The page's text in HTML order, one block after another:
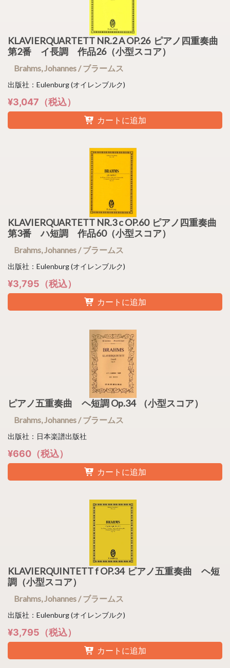
KLAVIERQUARTETT NR.2 A OP.26 ピアノ四重奏曲
第2番 イ長調 作品26（小型スコア）
Brahms, Johannes / ブラームス
出版社：Eulenburg (オイレンブルク)
¥3,047（税込）
カートに追加
KLAVIERQUARTETT NR.3 c OP.60 ピアノ四重奏曲
第3番 ハ短調 作品60（小型スコア）
Brahms, Johannes / ブラームス
出版社：Eulenburg (オイレンブルク)
¥3,795（税込）
カートに追加
ピアノ五重奏曲 ヘ短調 Op.34 （小型スコア）
Brahms, Johannes / ブラームス
出版社：日本楽譜出版社
¥660（税込）
カートに追加
KLAVIERQUINTETT f OP.34 ピアノ五重奏曲 ヘ短
調（小型スコア）
Brahms, Johannes / ブラームス
出版社：Eulenburg (オイレンブルク)
¥3,795（税込）
カートに追加